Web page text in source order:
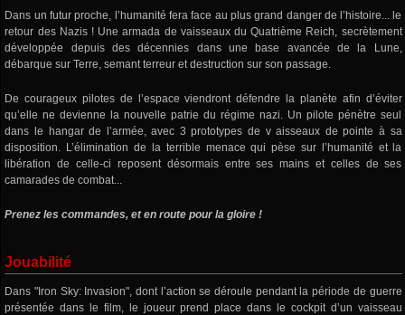
Dans un futur proche, l’humanité fera face au plus grand danger de l’histoire... le
retour des Nazis ! Une armada de vaisseaux du Quatrième Reich, secrètement
développée depuis des décennies dans une base avancée de la Lune,
débarque sur Terre, semant terreur et destruction sur son passage.
De courageux pilotes de l’espace viendront défendre la planète afin d’éviter
qu’elle ne devienne la nouvelle patrie du régime nazi. Un pilote pénètre seul
dans le hangar de l’armée, avec 3 prototypes de v aisseaux de pointe à sa
disposition. L’élimination de la terrible menace qui pèse sur l’humanité et la
libération de celle-ci reposent désormais entre ses mains et celles de ses
camarades de combat...
Prenez les commandes, et en route pour la gloire !
Jouabilité
Dans "Iron Sky: Invasion", dont l’action se déroule pendant la période de guerre
présentée dans le film, le joueur prend place dans le cockpit d’un vaisseau